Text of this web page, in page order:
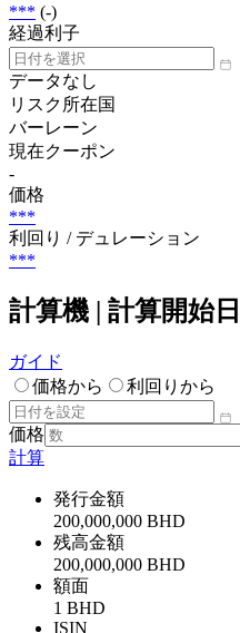
*** (-)
経過利子
データなし
リスク所在国
バーレーン
現在クーポン
-
価格
***
利回り / デュレーション
***
計算機 | 計算開始日
ガイド
価格から
利回りから
価格
計算
発行金額
200,000,000 BHD
残高金額
200,000,000 BHD
額面
1 BHD
ISIN